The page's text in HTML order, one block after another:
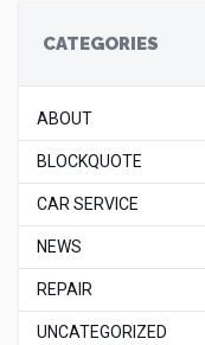
CATEGORIES
ABOUT
BLOCKQUOTE
CAR SERVICE
NEWS
REPAIR
UNCATEGORIZED